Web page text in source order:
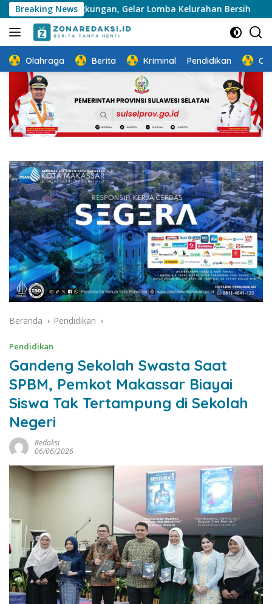
Langsung
ke
konten
Breaking NewsGelar Lomba Kelurahan Bersih Gelar
Olahraga Berita Kriminal Pendidikan
Beranda Pendidikan
Pendidikan
Gandeng Sekolah Swasta Saat
SPBM, Pemkot Makassar Biayai
Siswa Tak Tertampung di Sekolah
Negeri
Redaksi
06/06/2026